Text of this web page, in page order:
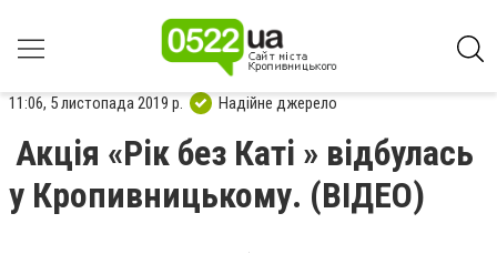
11:06, 5 листопада 2019 р. Надійне джерело
Акція «Рік без Каті » відбулась
у Кропивницькому. (ВІДЕО)